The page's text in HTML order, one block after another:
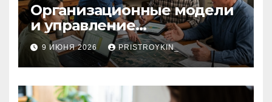
Организационные модели
и управление
сельскохозяйственными
компаниями и
предприятиями
9 ИЮНЯ 2026 PRISTROYKIN_